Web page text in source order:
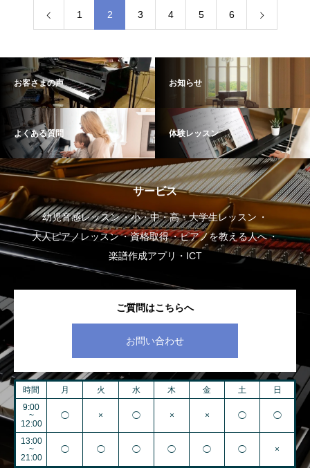
1 2 3 4 5 6
お客さまの声 お知らせ
よくある質問 体験レッスン
サービス
幼児音感レッスン
小・中・高・大学生レッスン
大人ピアノレッスン
資格取得
ピアノを教える人へ
楽譜作成アプリ・ICT
ご質問はこちらへ
お問い合わせ
時間 月 火 水 木 金 土
日
9:00
~
12:00
◯ × ◯ × × ◯ ◯
13:00
~
21:00
◯ ◯ ◯ ◯ ◯ ◯ ×